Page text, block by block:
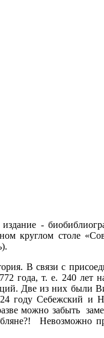
-
круглом столе
В связи с
года, т. е. 240 лет
Две из них были
году Себежский и
можно забыть
Невозможно